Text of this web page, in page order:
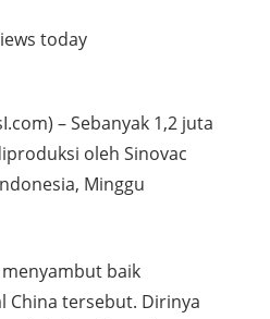
today
– Sebanyak 1,2 juta
oleh Sinovac
Minggu
baik
China tersebut. Dirinya